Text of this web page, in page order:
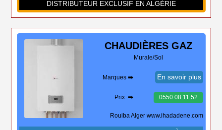
DISTRIBUTEUR EXCLUSIF EN ALGÉRIE
CHAUDIÈRES GAZ
Murale/Sol
Marques ➡️ En savoir plus
Prix ➡️ 0550 08 11 52
Rouiba Alger www.ihadadene.com